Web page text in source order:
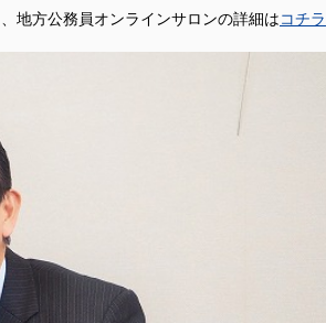
地方公務員オンラインサロンの詳細はコチラ